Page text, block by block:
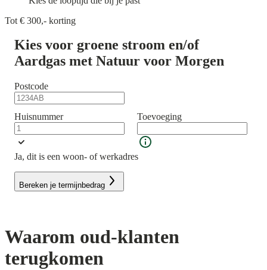
Tot € 300,- korting
Kies voor groene stroom en/of
Aardgas met Natuur voor Morgen
Postcode
Huisnummer Toevoeging
Ja, dit is een woon- of werkadres
Bereken je termijnbedrag
Waarom oud-klanten
terugkomen